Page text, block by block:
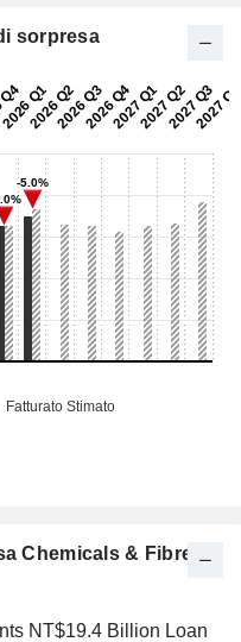
Chemicals & Fibre
NT$19.4 Billion Loan
sorpresa